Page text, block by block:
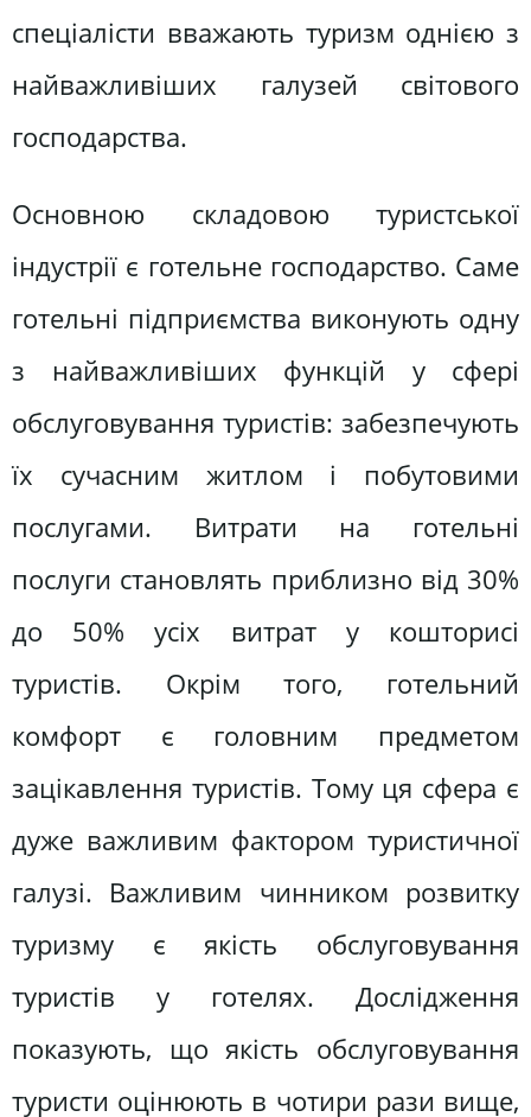
спеціалісти вважають туризм однією з
найважливіших галузей світового
господарства.
Основною складовою туристської
індустрії є готельне господарство. Саме
готельні підприємства виконують одну
з найважливіших функцій у сфері
обслуговування туристів: забезпечують
їх сучасним житлом і побутовими
послугами. Витрати на готельні
послуги становлять приблизно від 30%
до 50% усіх витрат у кошторисі
туристів. Окрім того, готельний
комфорт є головним предметом
зацікавлення туристів. Тому ця сфера є
дуже важливим фактором туристичної
галузі. Важливим чинником розвитку
туризму є якість обслуговування
туристів у готелях. Дослідження
показують, що якість обслуговування
туристи оцінюють в чотири рази вище,